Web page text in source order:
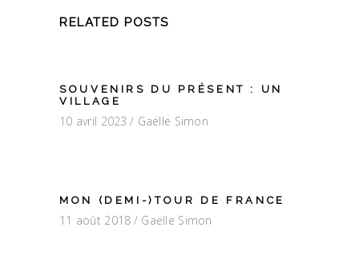
RELATED POSTS
SOUVENIRS DU PRÉSENT : UN
VILLAGE
10 avril 2023 Gaëlle Simon
MON (DEMI-)TOUR DE FRANCE
11 août 2018 Gaëlle Simon